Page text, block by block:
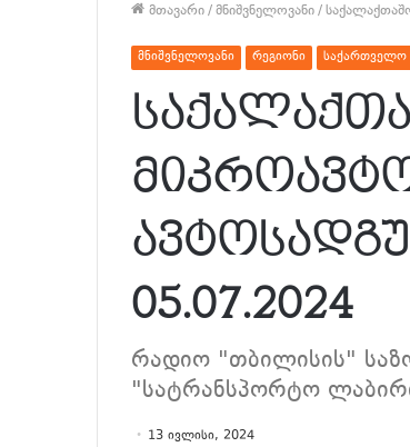
მთავარი/მნიშვნელოვანი/
მნიშვნელოვანი რეგიონი საქართველო
05.07.2024
რადიო "თბილისის"
"სატრანსპორტო
13 ივლისი, 2024